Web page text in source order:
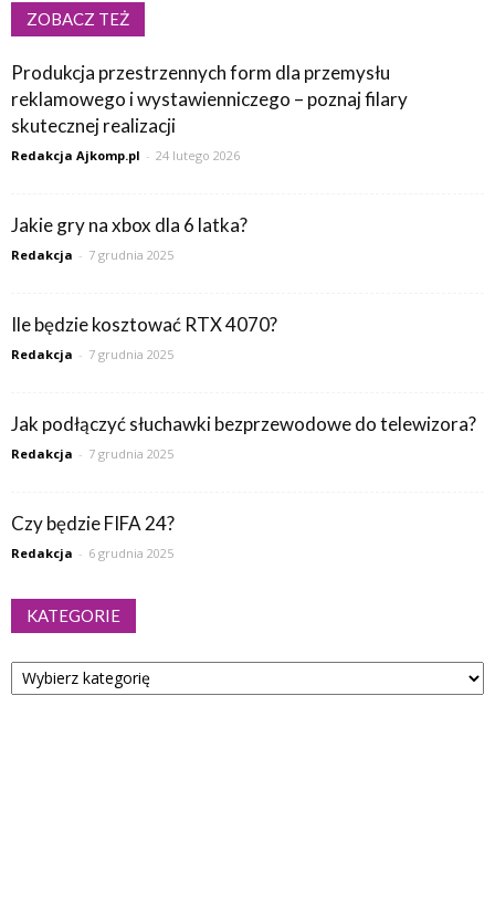
ZOBACZ TEŻ
Produkcja przestrzennych form dla przemysłu
reklamowego i wystawienniczego – poznaj filary
skutecznej realizacji
Redakcja Ajkomp.pl - 24 lutego 2026
Jakie gry na xbox dla 6 latka?
Redakcja - 7 grudnia 2025
Ile będzie kosztować RTX 4070?
Redakcja - 7 grudnia 2025
Jak podłączyć słuchawki bezprzewodowe do telewizora?
Redakcja - 7 grudnia 2025
Czy będzie FIFA 24?
Redakcja - 6 grudnia 2025
KATEGORIE
Kategorie